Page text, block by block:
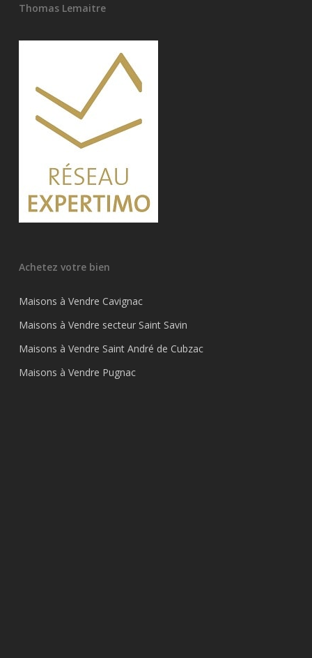
Thomas Lemaitre
Achetez votre bien
Maisons à Vendre Cavignac
Maisons à Vendre secteur Saint Savin
Maisons à Vendre Saint André de Cubzac
Maisons à Vendre Pugnac